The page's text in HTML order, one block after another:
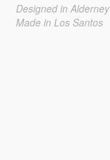
Designed in Alderney
Made in Los Santos